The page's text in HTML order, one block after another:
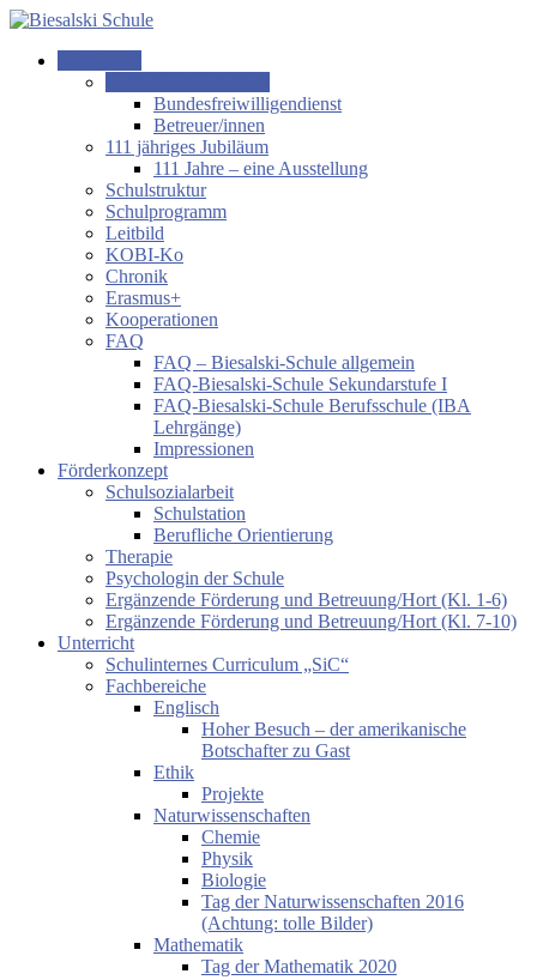
Zum
springen
Biesalski
Förderzentrum
körperliche
motorische
Entwicklung
Bundesfreiwilligendienst
Betreuer/innen
111 jähriges Jubiläum
111 Jahre – eine Ausstellung
Schulstruktur
Schulprogramm
Leitbild
KOBI-Ko
Chronik
Erasmus+
Kooperationen
FAQ
FAQ – Biesalski-Schule allgemein
FAQ-Biesalski-Schule Sekundarstufe I
FAQ-Biesalski-Schule Berufsschule (IBA
Lehrgänge)
Impressionen
Förderkonzept
Schulsozialarbeit
Schulstation
Berufliche Orientierung
Therapie
Psychologin der Schule
Ergänzende Förderung und Betreuung/Hort (Kl. 1-6)
Ergänzende Förderung und Betreuung/Hort (Kl. 7-10)
Unterricht
Schulinternes Curriculum „SiC“
Fachbereiche
Englisch
Hoher Besuch – der amerikanische
Botschafter zu Gast
Ethik
Projekte
Naturwissenschaften
Chemie
Physik
Biologie
Tag der Naturwissenschaften 2016
(Achtung: tolle Bilder)
Mathematik
Tag der Mathematik 2020